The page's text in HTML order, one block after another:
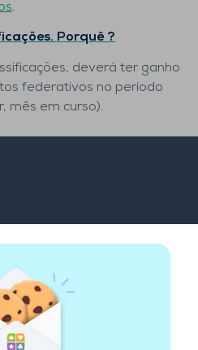
.
Porquê ?
deverá ter ganho
federativos no período
mês em curso).